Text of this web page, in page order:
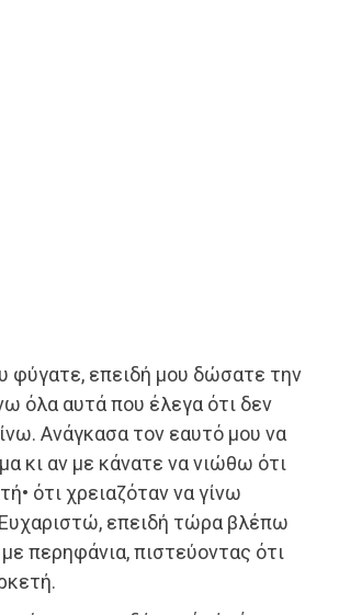
φύγατε, επειδή μου δώσατε την
όλα αυτά που έλεγα ότι δεν
Ανάγκασα τον εαυτό μου να
κι αν με κάνατε να νιώθω ότι
ότι χρειαζόταν να γίνω
επειδή τώρα βλέπω
περηφάνια, πιστεύοντας ότι